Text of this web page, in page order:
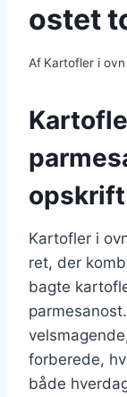
ostet
Af Kartofler i ovn
Kartofler i
ret, der
bagte
forberede,
både